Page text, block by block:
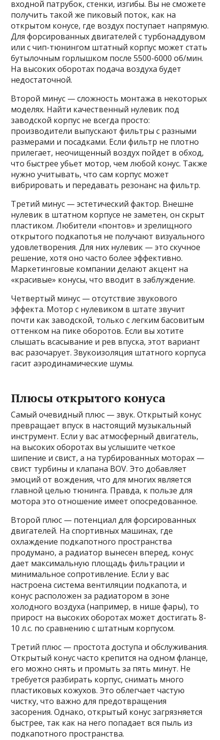
входной патрубок, стенки, изгибы. Вы не сможете
получить такой же пиковый поток, как на
открытом конусе, где воздух поступает напрямую.
Для форсированных двигателей с турбонаддувом
или с чип-тюнингом штатный корпус может стать
бутылочным горлышком после 5500-6000 об/мин.
На высоких оборотах подача воздуха будет
недостаточной.
Второй минус — сложность монтажа в некоторых
моделях. Найти качественный нулевик под
заводской корпус не всегда просто:
производители выпускают фильтры с разными
размерами и посадками. Если фильтр не плотно
прилегает, неочищенный воздух пойдет в обход,
что быстрее убьет мотор, чем любой конус. Также
нужно учитывать, что сам корпус может
вибрировать и передавать резонанс на фильтр.
Третий минус — эстетический фактор. Внешне
нулевик в штатном корпусе не заметен, он скрыт
пластиком. Любители «понтов» и зрелищного
открытого подкапотья не получают визуального
удовлетворения. Для них нулевик — это скучное
решение, хотя оно часто более эффективно.
Маркетинговые компании делают акцент на
«красивые» конусы, что вводит в заблуждение.
Четвертый минус — отсутствие звукового
эффекта. Мотор с нулевиком в штате звучит
почти как заводской, только с легким басовитым
оттенком на пике оборотов. Если вы хотите
слышать всасывание и рев впуска, этот вариант
вас разочарует. Звукоизоляция штатного корпуса
гасит аэродинамические шумы.
Плюсы открытого конуса
Самый очевидный плюс — звук. Открытый конус
превращает впуск в настоящий музыкальный
инструмент. Если у вас атмосферный двигатель,
на высоких оборотах вы услышите четкое
шипение и свист, а на турбированных моторах —
свист турбины и клапана BOV. Это добавляет
эмоций от вождения, что для многих является
главной целью тюнинга. Правда, к пользе для
мотора это отношение имеет опосредованное.
Второй плюс — потенциал для форсированных
двигателей. На спортивных машинах, где
охлаждение подкапотного пространства
продумано, а радиатор вынесен вперед, конус
дает максимальную площадь фильтрации и
минимальное сопротивление. Если у вас
настроена система вентиляции подкапота, и
конус расположен за радиатором в зоне
холодного воздуха (например, в нише фары), то
прирост на высоких оборотах может достигать 8-
10 л.с. по сравнению с штатным корпусом.
Третий плюс — простота доступа и обслуживания.
Открытый конус часто крепится на одном фланце,
его можно снять и промыть за пять минут. Не
требуется разбирать корпус, снимать много
пластиковых кожухов. Это облегчает частую
чистку, что важно для предотвращения
засорения. Однако, открытый конус загрязняется
быстрее, так как на него попадает вся пыль из
подкапотного пространства.